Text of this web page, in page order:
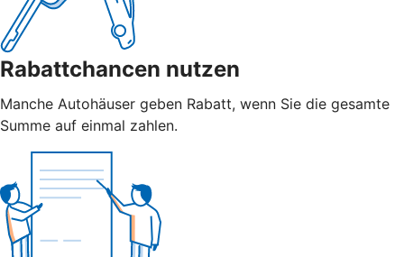
Rabattchancen nutzen
Manche Autohäuser geben Rabatt, wenn Sie die gesamte
Summe auf einmal zahlen.